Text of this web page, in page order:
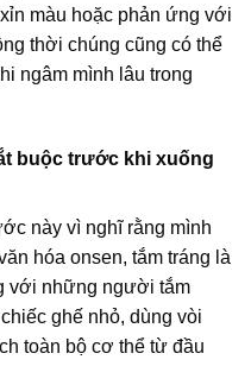
màu hoặc phản ứng với
thời chúng cũng có thể
ngâm mình lâu trong
buộc trước khi xuống
này vì nghĩ rằng mình
hóa onsen, tắm tráng là
với những người tắm
ghế nhỏ, dùng vòi
toàn bộ cơ thể từ đầu